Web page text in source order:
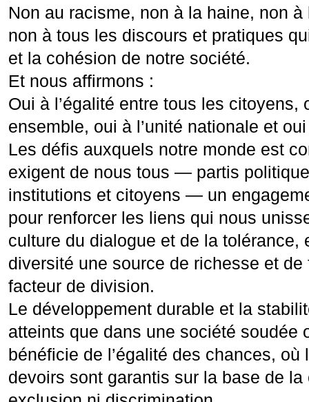
Non au racisme, non à la haine, non
non à tous les discours et pratiques
et la cohésion de notre société.
Et nous affirmons :
Oui à l’égalité entre tous les citoyens,
ensemble, oui à l’unité nationale et
Les défis auxquels notre monde est
exigent de nous tous — partis
institutions et citoyens — un
pour renforcer les liens qui nous
culture du dialogue et de la tolérance,
diversité une source de richesse et de
facteur de division.
Le développement durable et la
atteints que dans une société soudée
bénéficie de l’égalité des chances, où
devoirs sont garantis sur la base de